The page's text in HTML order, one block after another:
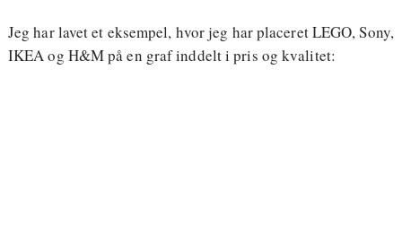
Jeg har lavet et eksempel, hvor jeg har placeret LEGO, Sony,
IKEA og H&M på en graf inddelt i pris og kvalitet: